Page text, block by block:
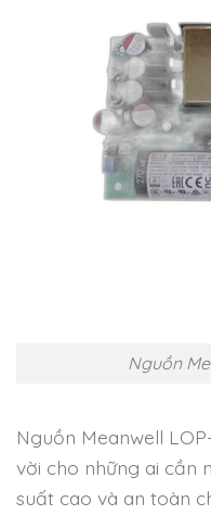
Nguồn
Nguồn Meanwell
vời cho những ai cần
suất cao và an toàn